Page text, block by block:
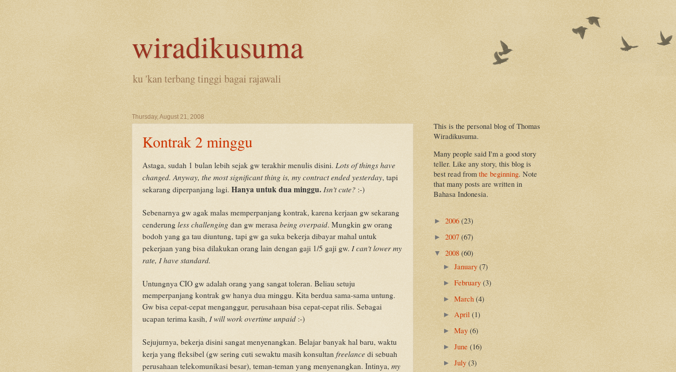
wiradikusuma
ku 'kan terbang tinggi bagai rajawali
Thursday, August 21, 2008
Kontrak 2 minggu
Astaga, sudah 1 bulan lebih sejak gw terakhir menulis disini. Lots of things have
changed. Anyway, the most significant thing is, my contract ended yesterday, tapi
sekarang diperpanjang lagi. Hanya untuk dua minggu. Isn't cute? :-)
Sebenarnya gw agak malas memperpanjang kontrak, karena kerjaan gw sekarang
cenderung less challenging dan gw merasa being overpaid. Mungkin gw orang
bodoh yang ga tau diuntung, tapi gw ga suka bekerja dibayar mahal untuk
pekerjaan yang bisa dilakukan orang lain dengan gaji 1/5 gaji gw. I can't lower my
rate, I have standard.
Untungnya CIO gw adalah orang yang sangat toleran. Beliau setuju
memperpanjang kontrak gw hanya dua minggu. Kita berdua sama-sama untung.
Gw bisa cepat-cepat menganggur, perusahaan bisa cepat-cepat rilis. Sebagai
ucapan terima kasih, I will work overtime unpaid :-)
Sejujurnya, bekerja disini sangat menyenangkan. Belajar banyak hal baru, waktu
kerja yang fleksibel (gw sering cuti sewaktu masih konsultan freelance di sebuah
perusahaan telekomunikasi besar), teman-teman yang menyenangkan. Intinya, my
This is the personal blog of Thomas
Wiradikusuma.
Many people said I'm a good story
teller. Like any story, this blog is
best read from the beginning. Note
that many posts are written in
Bahasa Indonesia.
► 2006 (23)
► 2007 (67)
▼ 2008 (60)
► January (7)
► February (3)
► March (4)
► April (1)
► May (6)
► June (16)
► July (3)